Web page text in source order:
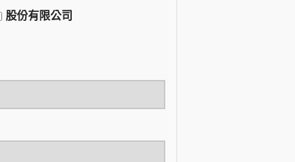
股份有限公司